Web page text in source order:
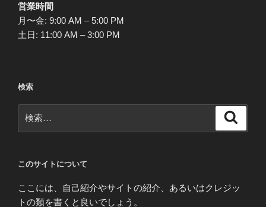
営業時間
月〜金: 9:00 AM – 5:00 PM
土日: 11:00 AM – 3:00 PM
検索
索:
このサイトについて
ここには、自己紹介やサイトの紹介、あるいはクレジッ
トの類を書くと良いでしょう。